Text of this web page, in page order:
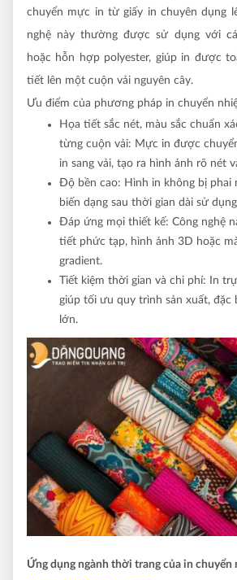
chuyển mực in từ giấy in chuyên dụng
nghệ này thường được sử dụng với
hoặc hỗn hợp polyester, giúp in được
tiết lên một cuộn vải nguyên cây.
Ưu điểm của phương pháp in chuyển
Họa tiết sắc nét, màu sắc chuẩn
từng cuộn vải: Mực in được
in sang vải, tạo ra hình ảnh rõ nét
Độ bền cao: Hình in không bị phai
biến dạng sau thời gian dài sử
Đáp ứng mọi thiết kế: Công nghệ
tiết phức tạp, hình ảnh 3D hoặc
gradient.
Tiết kiệm thời gian và chi phí: In
giúp tối ưu quy trình sản xuất, đặc
lớn.
Ứng dụng ngành thời trang của in chuyển